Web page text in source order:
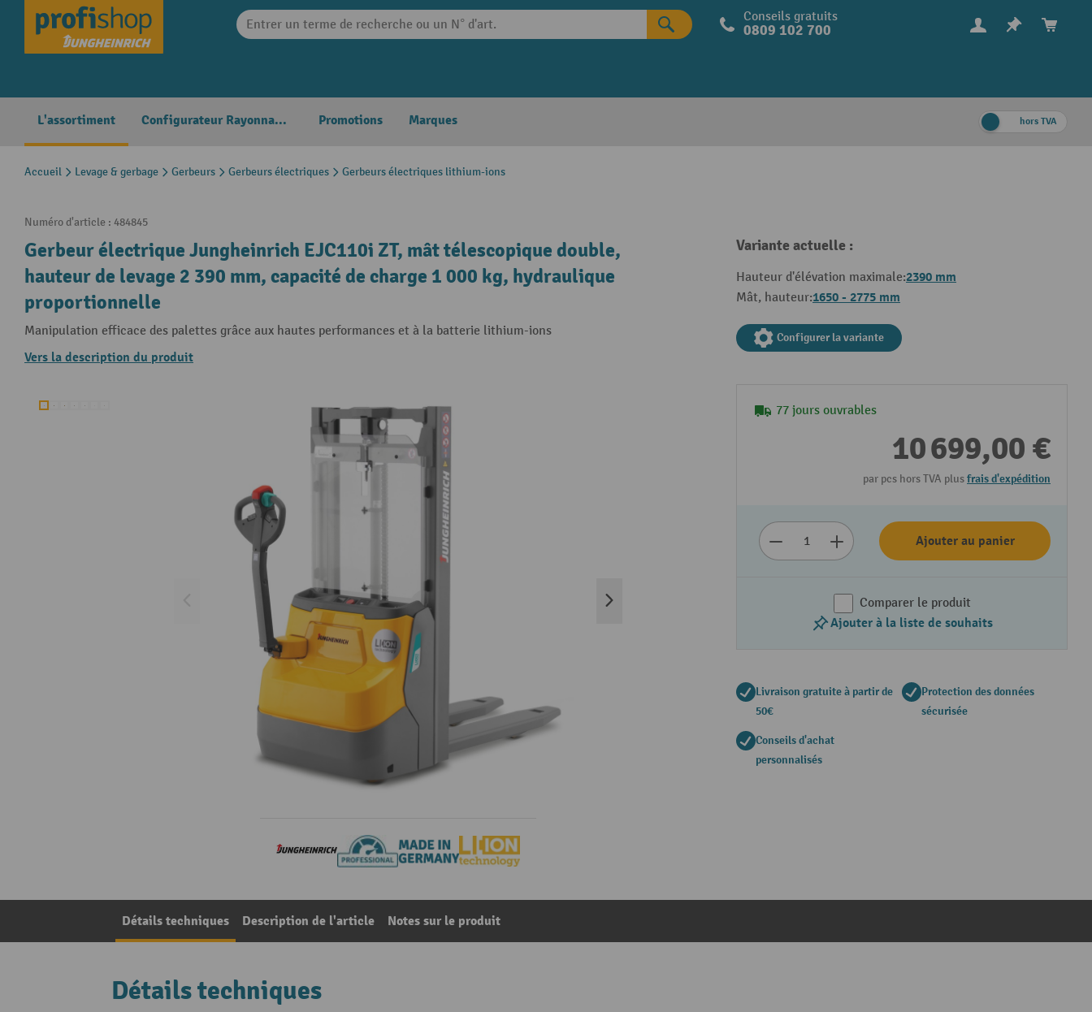
Skip to main navigation Conseils gratuits
0809 102 700
L'assortiment Configurateur Rayonnages Promotions Marques hors TVA
Accueil Levage & gerbage Gerbeurs Gerbeurs électriques Gerbeurs électriques lithium-ions
Numéro d'article : 484845
Gerbeur électrique Jungheinrich EJC110i ZT, mât télescopique double,
hauteur de levage 2 390 mm, capacité de charge 1 000 kg, hydraulique
proportionnelle
Manipulation efficace des palettes grâce aux hautes performances et à la batterie lithium-ions
Vers la description du produit
Variante actuelle :
Hauteur d'élévation maximale:2390 mm
Mât, hauteur:1650 - 2775 mm
Configurer la variante
77 jours ouvrables
10 699,00 €
par pcs hors TVA plusfrais d'expédition
Ajouter au panier
Comparer le produit
Ajouter à la liste de souhaits
Livraison gratuite à partir de
50€
Protection des données
sécurisée
Conseils d'achat
personnalisés
Détails techniques Description de l'article Notes sur le produit
Détails techniques